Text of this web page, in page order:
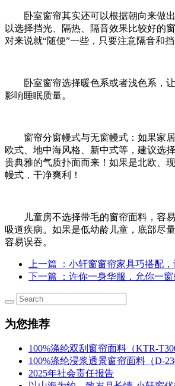
卧室窗帘其实还可以根据朝向来做出
以选择挡光、隔热、隔音效果比较好的
对来说就“随便”一些，只要注意隔音和挡
卧室窗帘选择暖色系或者浅色系，让
影响睡眠质量。
窗帘分窗幔式与无窗幔式：如果家居
欧式、地中海风格、新中式等，建议选
贵典雅的气质扑面而来！如果是北欧、
幔式，干净爽利！
儿童房不选择带毛的窗帘面料，容易
吸道疾病。如果是低幼龄儿童，底部尽
容易误吞。
上一篇
：小轩窗窗帘家具巧搭配
下一篇
：许你一身华服，允你一
为您推荐
100%涤纶双刮窗帘面料（KTR-
100%涤纶浸浆透景窗帘面料（D-
2025年社会责任报告